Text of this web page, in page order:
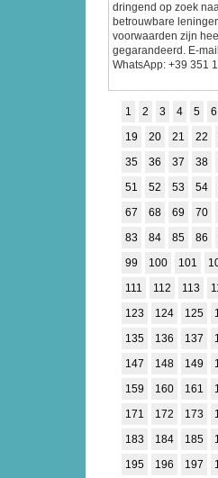
dringend op zoek
betrouwbare
voorwaarden zijn
gegarandeerd. E-
WhatsApp: +39 351
1 2 3 4 5 6
19
20 21 22
35
36 37 38
51
52 53 54
67
68 69 70
83
84 85 86
99
100 101
111
112 113
123
124 125
135
136 137
147
148 149
159
160 161
171
172 173
183
184 185
195
196 197